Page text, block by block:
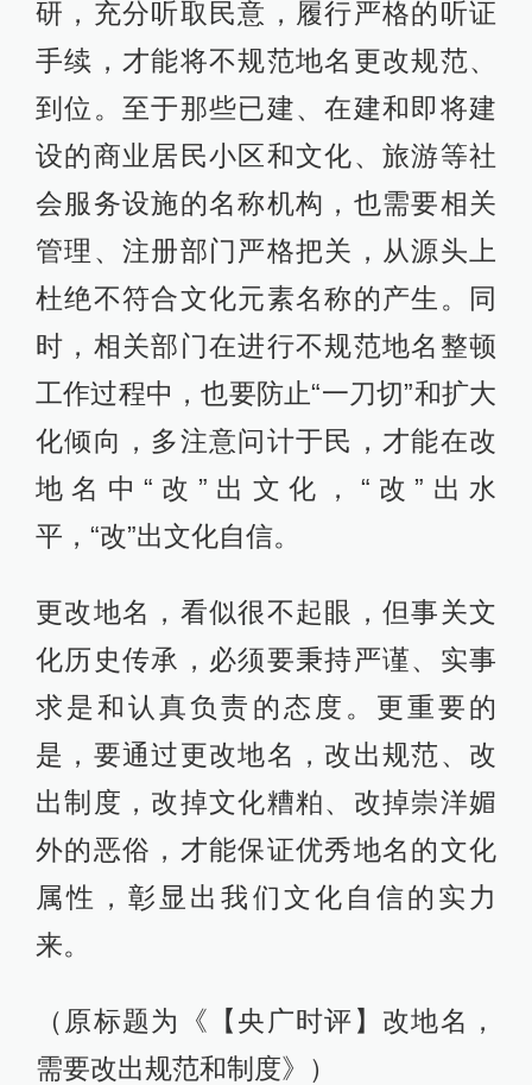
研，充分听取民意，履行严格的听证
手续，才能将不规范地名更改规范、
到位。至于那些已建、在建和即将建
设的商业居民小区和文化、旅游等社
会服务设施的名称机构，也需要相关
管理、注册部门严格把关，从源头上
杜绝不符合文化元素名称的产生。同
时，相关部门在进行不规范地名整顿
工作过程中，也要防止“一刀切”和扩大
化倾向，多注意问计于民，才能在改
地名中“改”出文化，“改”出水
平，“改”出文化自信。
更改地名，看似很不起眼，但事关文
化历史传承，必须要秉持严谨、实事
求是和认真负责的态度。更重要的
是，要通过更改地名，改出规范、改
出制度，改掉文化糟粕、改掉崇洋媚
外的恶俗，才能保证优秀地名的文化
属性，彰显出我们文化自信的实力
来。
（原标题为《【央广时评】改地名，
需要改出规范和制度》）